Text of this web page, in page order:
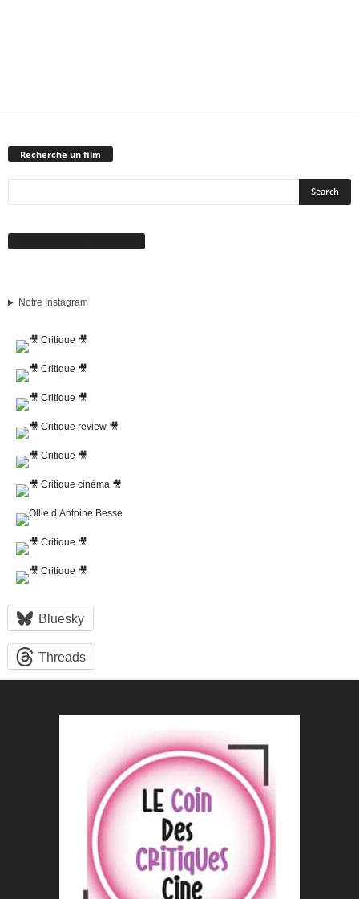
Recherche un film
Notre Instagram
Bluesky
Threads